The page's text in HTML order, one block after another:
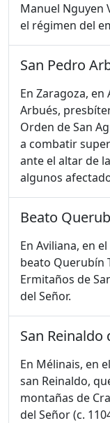
Manuel Nguyen
el régimen del
San Pedro
En Zaragoza, en
Arbués,
Orden de San
a combatir
ante el altar de
algunos
Beato
En Aviliana, en
beato Querubín
Ermitaños de
del Señor.
San Reinaldo
En Mélinais, en
san Reinaldo,
montañas de
del Señor (c.